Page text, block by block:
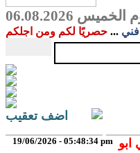
الخميس 06.08.2026
... حصريًا لكم ومن اجلكم
اضف تعقيب
19/06/2026 - 05:48:34 pm ابو